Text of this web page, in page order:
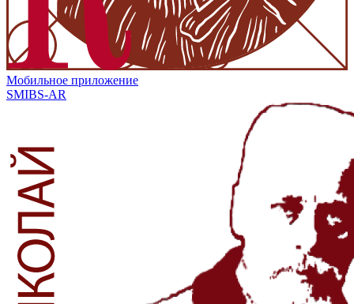
Мобильное приложение
SMIBS-AR